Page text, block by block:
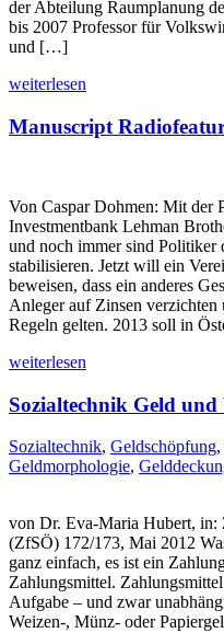
der Abteilung Raumplanung
bis 2007 Professor für
und […]
weiterlesen
Manuscript
Von Caspar Dohmen: Mit der
Investmentbank Lehman
und noch immer sind Politiker
stabilisieren. Jetzt will ein
beweisen, dass ein anderes
Anleger auf Zinsen verzichten
Regeln gelten. 2013 soll in
weiterlesen
Sozialtechnik Geld
Sozialtechnik, Geldschöpfung,
Geldmorphologie,
von Dr. Eva-Maria Hubert,
(ZfSÖ) 172/173, Mai 2012
ganz einfach, es ist ein
Zahlungsmittel.
Aufgabe – und zwar
Weizen-, Münz- oder